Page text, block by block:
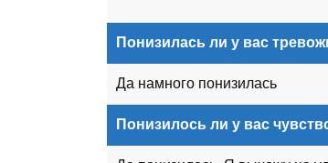
Понизилась ли у вас
Да намного понизилась
Понизилось ли у вас